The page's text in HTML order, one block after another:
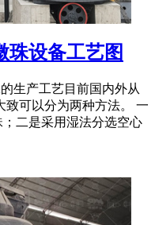
珠设备工艺图
生产工艺目前国内外从
致可以分为两种方法。 一
二是采用湿法分选空心